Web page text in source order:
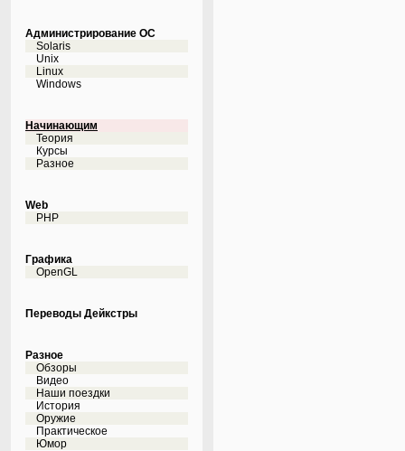
Администрирование ОС
Solaris
Unix
Linux
Windows
Начинающим
Теория
Курсы
Разное
Web
PHP
Графика
OpenGL
Переводы Дейкстры
Разное
Обзоры
Видео
Наши поездки
История
Оружие
Практическое
Юмор